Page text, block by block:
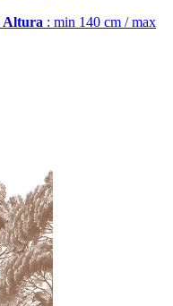
Altura : min 140 cm / max